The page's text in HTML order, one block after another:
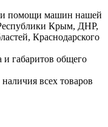
помощи машин нашей
Крым, ДНР,
Краснодарского
и габаритов общего
всех товаров